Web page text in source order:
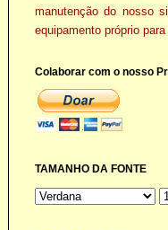
manutenção do nosso
equipamento próprio
Colaborar com o nosso
TAMANHO DA FONTE